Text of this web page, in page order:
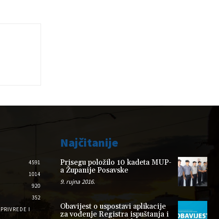
4591
1014
920
352
I
Najčitanije
Prisegu položilo 10 kadeta MUP-
a Županije Posavske
9. rujna 2016.
Obavijest o uspostavi aplikacije
za vođenje Registra ispuštanja i